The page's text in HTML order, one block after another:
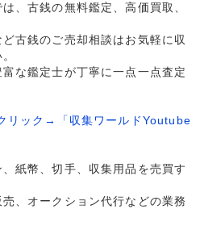
、古銭の無料鑑定、高価買取、
古銭のご売却相談はお気軽に収
な鑑定士が丁寧に一点一点査定
リック→「収集ワールドYoutube
紙幣、切手、収集用品を売買す
、オークション代行などの業務